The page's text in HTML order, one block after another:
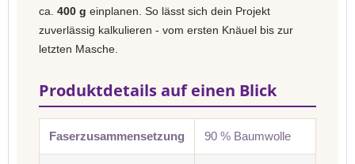
ca. 400 g einplanen. So lässt sich dein Projekt
zuverlässig kalkulieren - vom ersten Knäuel bis zur
letzten Masche.
Produktdetails auf einen Blick
Faserzusammensetzung 90 % Baumwolle